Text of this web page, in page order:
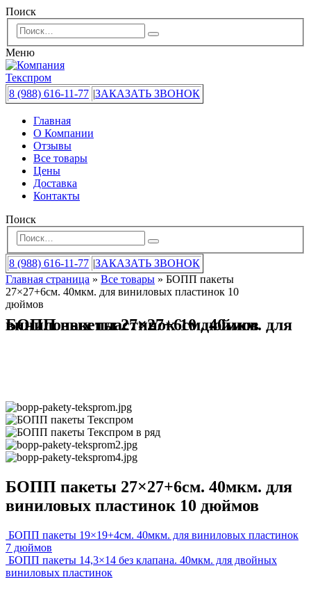
Поиск
Меню
8 (988) 616-11-77 |ЗАКАЗАТЬ ЗВОНОК
Главная
О Компании
Отзывы
Все товары
Цены
Доставка
Контакты
Поиск
8 (988) 616-11-77 |ЗАКАЗАТЬ ЗВОНОК
Главная страница » Все товары » БОПП пакеты
27×27+6см. 40мкм. для виниловых пластинок 10
дюймов
БОПП пакеты 27×27+6см. 40мкм. для виниловых пластинок 10 дюймов
БОПП пакеты 27×27+6см. 40мкм. для
виниловых пластинок 10 дюймов
БОПП пакеты 19×19+4см. 40мкм. для виниловых пластинок
7 дюймов
БОПП пакеты 14,3×14 без клапана. 40мкм. для двойных
виниловых пластинок